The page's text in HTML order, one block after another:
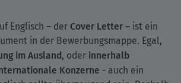
Englisch – derCover Letter – ist ein
in der Bewerbungsmappe. Egal,
im Ausland, oder innerhalb
Konzerne - auch ein